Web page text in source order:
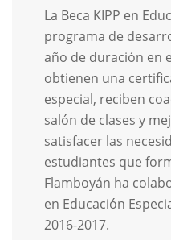
La Beca KIPP en
programa de
año de duración en
obtienen una
especial, reciben
salón de clases y
satisfacer las
estudiantes que
Flamboyán ha
en Educación
2016-2017.